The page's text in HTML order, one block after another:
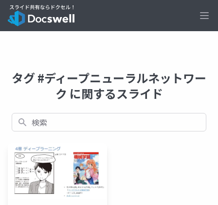
タグ #ディープニューラルネットワー
ク に関するスライド
検索